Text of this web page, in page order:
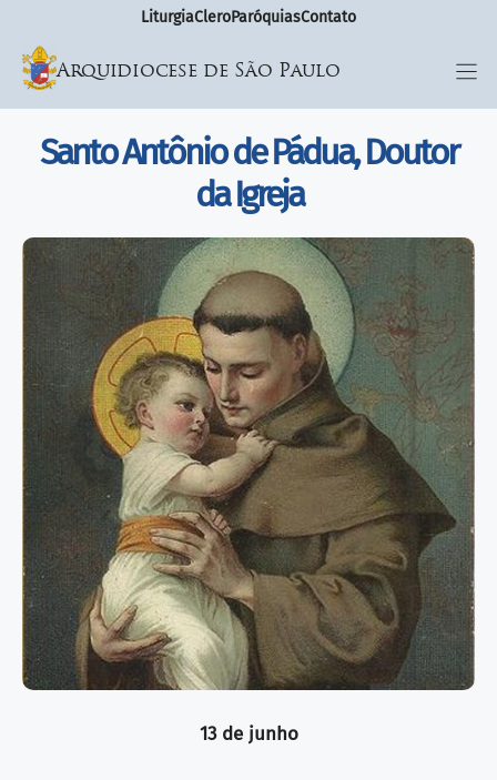
LiturgiaCleroParóquiasContato
Arquidiocese de São Paulo
Santo Antônio de Pádua, Doutor
da Igreja
13 de junho